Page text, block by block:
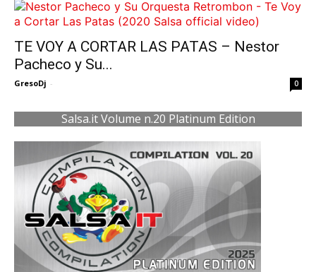
TE VOY A CORTAR LAS PATAS – Nestor
Pacheco y Su...
GresoDj - 0
Salsa.it Volume n.20 Platinum Edition